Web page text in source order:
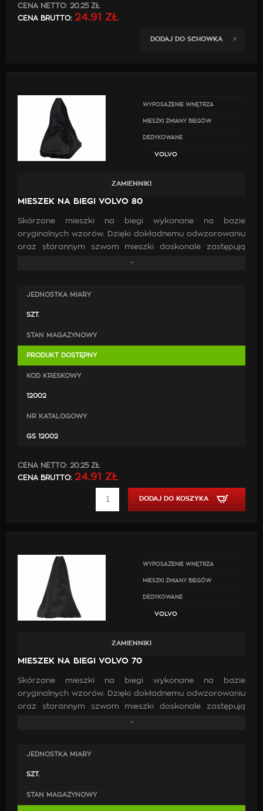
CENA NETTO: 20.25 ZŁ
CENA BRUTTO: 24.91 ZŁ
DODAJ DO SCHOWKA
WYPOSAŻENIE WNĘTRZA
MIESZKI ZMIANY BIEGÓW
DEDYKOWANE
VOLVO
ZAMIENNIKI
MIESZEK NA BIEGI VOLVO 80
Skórzane mieszki na biegi wykonane na bazie
oryginalnych wzorów. Dzięki dokładnemu odwzorowaniu
oraz starannym szwom mieszki doskonale zastępują
oryginalne. Wykonanie ich z wysokiej jakości skóry oraz
się do poprawy estetyki wewnątrz samochodu.
JEDNOSTKA MIARY
SZT.
STAN MAGAZYNOWY
PRODUKT DOSTĘPNY
KOD KRESKOWY
12002
NR KATALOGOWY
GS 12002
CENA NETTO: 20.25 ZŁ
CENA BRUTTO: 24.91 ZŁ
DODAJ DO KOSZYKA
WYPOSAŻENIE WNĘTRZA
MIESZKI ZMIANY BIEGÓW
DEDYKOWANE
VOLVO
ZAMIENNIKI
MIESZEK NA BIEGI VOLVO 70
Skórzane mieszki na biegi wykonane na bazie
oryginalnych wzorów. Dzięki dokładnemu odwzorowaniu
oraz starannym szwom mieszki doskonale zastępują
oryginalne. Wykonanie ich z wysokiej jakości skóry oraz
się do poprawy estetyki wewnątrz samochodu.
JEDNOSTKA MIARY
SZT.
STAN MAGAZYNOWY